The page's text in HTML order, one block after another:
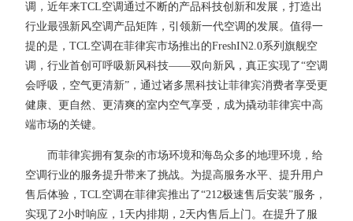
调，近年来TCL空调通过不断的产品科技创新和发展，打造出
行业最强新风空调产品矩阵，引领新一代空调的发展。值得一
提的是，TCL空调在菲律宾市场推出的FreshIN2.0系列旗舰空
调，行业首创可呼吸新风科技——双向新风，真正实现了“空调
会呼吸，空气更清新”，通过诸多黑科技让菲律宾消费者享受更
健康、更自然、更清爽的室内空气享受，成为撬动菲律宾中高
端市场的关键。
而菲律宾拥有复杂的市场环境和海岛众多的地理环境，给
空调行业的服务提升带来了挑战。为提高服务水平、提升用户
售后体验，TCL空调在菲律宾推出了“212极速售后安装”服务，
实现了2小时响应，1天内排期，2天内售后上门。在提升了服